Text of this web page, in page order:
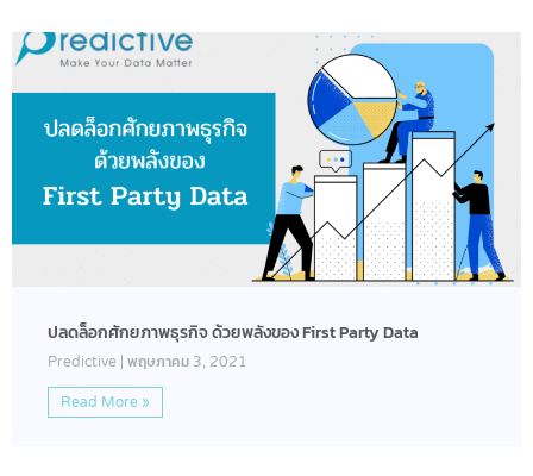
ปลดล็อกศักยภาพธุรกิจ ด้วยพลังของ First Party Data
Predictive พฤษภาคม 3, 2021
Read More »